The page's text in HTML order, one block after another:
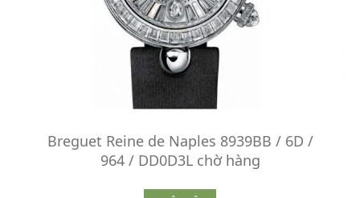
Breguet Reine de Naples 8939BB / 6D /
964 / DD0D3L chờ hàng